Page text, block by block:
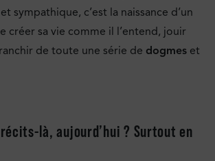
sympathique, c’est la naissance d’un
créer sa vie comme il l’entend, jouir
de toute une série de dogmes et
récits-là, aujourd’hui ? Surtout en